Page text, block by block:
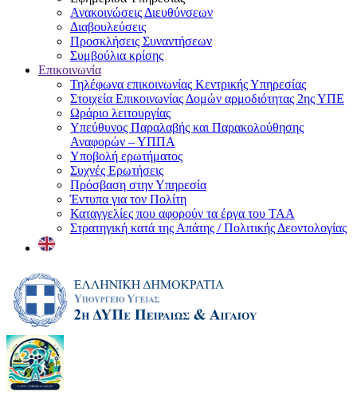
Ανακοινώσεις Διευθύνσεων
Διαβουλεύσεις
Προσκλήσεις Συναντήσεων
Συμβούλια κρίσης
Επικοινωνία
Τηλέφωνα επικοινωνίας Κεντρικής Υπηρεσίας
Στοιχεία Επικοινωνίας Δομών αρμοδιότητας 2ης ΥΠΕ
Ωράριο λειτουργίας
Υπεύθυνος Παραλαβής και Παρακολούθησης
Αναφορών – ΥΠΠΑ
Υποβολή ερωτήματος
Συχνές Ερωτήσεις
Πρόσβαση στην Υπηρεσία
Έντυπα για τον Πολίτη
Καταγγελίες που αφορούν τα έργα του ΤΑΑ
Στρατηγική κατά της Απάτης / Πολιτικής Δεοντολογίας